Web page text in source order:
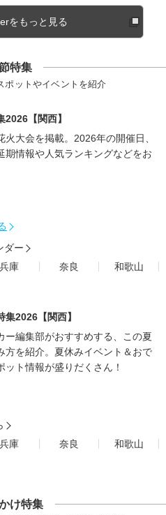
をもっと見る
特集
ポットやイベントを紹介
2026【関西】
火大会を掲載。2026年の開催日、
期情報や人気ランキングなどをお
ダー
兵庫 奈良
和歌山
集2026【関西】
ー編集部がおすすめする、この夏
方を紹介。夏休みイベント＆おで
ット情報が盛りだくさん！
兵庫 奈良
和歌山
け特集